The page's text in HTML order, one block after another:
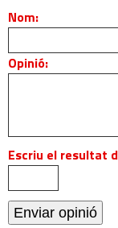
Nom:
Opinió:
Escriu el resultat